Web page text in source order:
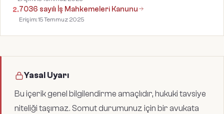
2.7036 sayılı İş Mahkemeleri Kanunu
Erişim:15 Temmuz 2025
Yasal Uyarı
Bu içerik genel bilgilendirme amaçlıdır, hukuki tavsiye
niteliği taşımaz. Somut durumunuz için bir avukata